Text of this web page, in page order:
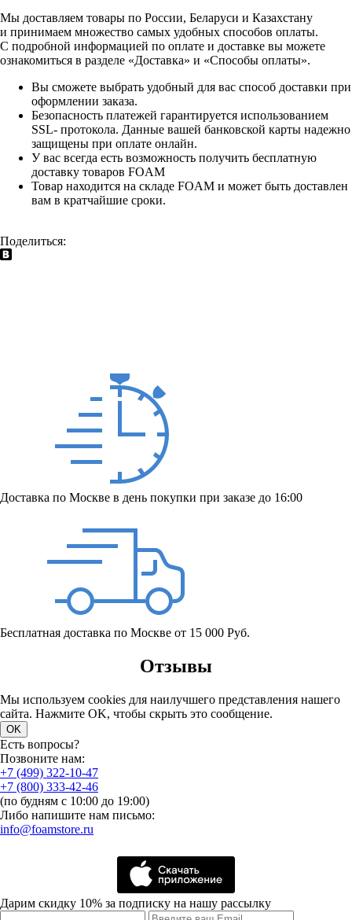
Мы доставляем товары по России, Беларуси и Казахстану
и принимаем множество самых удобных способов оплаты.
С подробной информацией по оплате и доставке вы можете
ознакомиться в разделе «Доставка» и «Способы оплаты».
Вы сможете выбрать удобный для вас способ доставки при
оформлении заказа.
Безопасность платежей гарантируется использованием
SSL- протокола. Данные вашей банковской карты надежно
защищены при оплате онлайн.
У вас всегда есть возможность получить бесплатную
доставку товаров FOAM
Товар находится на складе FOAM и может быть доставлен
вам в кратчайшие сроки.
Поделиться:
Доставка по Москве в день покупки при заказе до 16:00
Бесплатная доставка по Москве от 15 000 Руб.
Отзывы
Мы используем cookies для наилучшего представления нашего
сайта. Нажмите OK, чтобы скрыть это сообщение.
OK
Есть вопросы?
Позвоните нам:
+7 (499) 322-10-47
+7 (800) 333-42-46
(по будням с 10:00 до 19:00)
Либо напишите нам письмо:
info@foamstore.ru
Дарим скидку 10% за подписку на нашу рассылку